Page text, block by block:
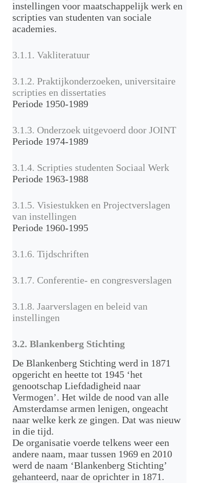
instellingen voor maatschappelijk werk en
scripties van studenten van sociale
academies.
3.1.1. Vakliteratuur
3.1.2. Praktijkonderzoeken, universitaire
scripties en dissertaties
Periode 1950-1989
3.1.3. Onderzoek uitgevoerd door JOINT
Periode 1974-1989
3.1.4. Scripties studenten Sociaal Werk
Periode 1963-1988
3.1.5. Visiestukken en Projectverslagen
van instellingen
Periode 1960-1995
3.1.6. Tijdschriften
3.1.7. Conferentie- en congresverslagen
3.1.8. Jaarverslagen en beleid van
instellingen
3.2. Blankenberg Stichting
De Blankenberg Stichting werd in 1871
opgericht en heette tot 1945 ‘het
genootschap Liefdadigheid naar
Vermogen’. Het wilde de nood van alle
Amsterdamse armen lenigen, ongeacht
naar welke kerk ze gingen. Dat was nieuw
in die tijd.
De organisatie voerde telkens weer een
andere naam, maar tussen 1969 en 2010
werd de naam ‘Blankenberg Stichting’
gehanteerd, naar de oprichter in 1871.